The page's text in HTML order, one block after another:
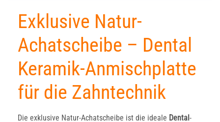
Exklusive Natur-
Achatscheibe – Dental
Keramik-Anmischplatte
für die Zahntechnik
Die exklusive Natur-Achatscheibe ist die ideale Dental -